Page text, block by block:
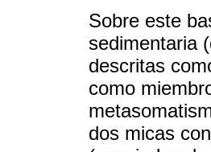
Sobre este
sedimentaria
descritas
como
dos micas